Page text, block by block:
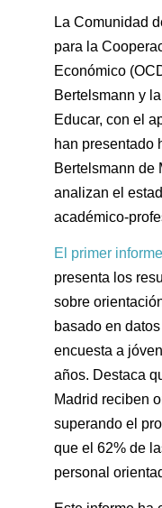
La Comunidad
para la
Económico
Bertelsmann y
Educar, con el
han presentado
Bertelsmann de
analizan el
académico-
El primer
presenta los
sobre
basado en
encuesta a
años. Destaca
Madrid reciben
superando el
que el 62% de
personal